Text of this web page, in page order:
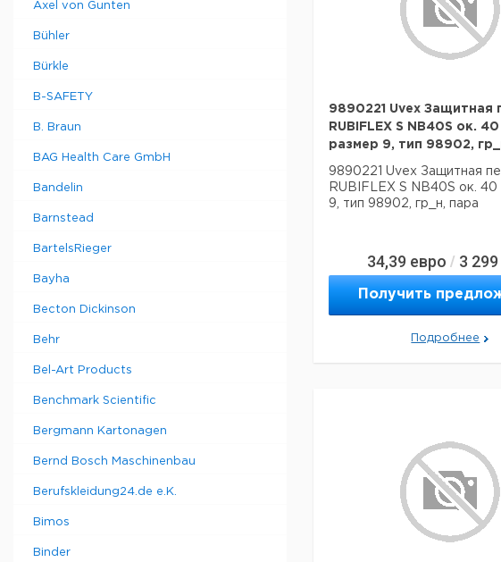
Axel von Gunten
Bühler
Bürkle
B-SAFETY
B. Braun
BAG Health Care GmbH
Bandelin
Barnstead
BartelsRieger
Bayha
Becton Dickinson
Behr
Bel-Art Products
Benchmark Scientific
Bergmann Kartonagen
Bernd Bosch Maschinenbau
Berufskleidung24.de e.K.
Bimos
Binder
9890221 Uvex Защитная
RUBIFLEX S NB40S ок. 40
размер 9, тип 98902,
9890221 Uvex Защитная
RUBIFLEX S NB40S ок. 40
9, тип 98902, гр_н, пара
34,39 евро / 3 299
Получить
Подробнее